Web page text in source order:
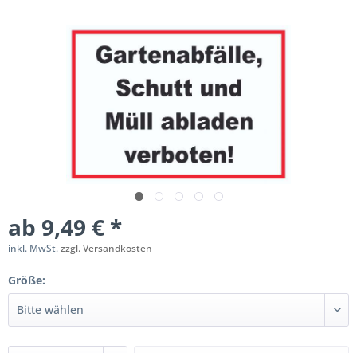
ab 9,49 € *
inkl. MwSt.zzgl. Versandkosten
Größe: